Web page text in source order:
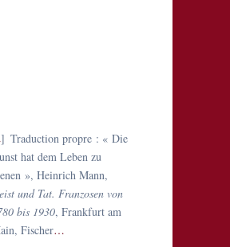
Traduction propre : « Die
hat dem Leben zu
», Heinrich Mann,
und Tat. Franzosen von
bis 1930, Frankfurt am
Fischer…